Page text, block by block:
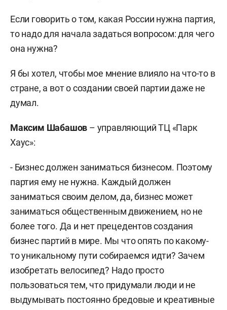
Если говорить о том, какая России нужна партия,
то надо для начала задаться вопросом: для чего
она нужна?
Я бы хотел, чтобы мое мнение влияло на что-то в
стране, а вот о создании своей партии даже не
думал.
Максим Шабашов – управляющий ТЦ «Парк
Хаус»:
- Бизнес должен заниматься бизнесом. Поэтому
партия ему не нужна. Каждый должен
заниматься своим делом, да, бизнес может
заниматься общественным движением, но не
более того. Да и нет прецедентов создания
бизнес партий в мире. Мы что опять по какому-
то уникальному пути собираемся идти? Зачем
изобретать велосипед? Надо просто
пользоваться тем, что придумали люди и не
выдумывать постоянно бредовые и креативные